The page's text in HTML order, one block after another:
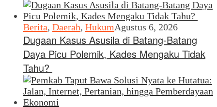
Berita, Daerah, HukumAgustus 6, 2026
Dugaan Kasus Asusila di Batang-Batang
Daya Picu Polemik, Kades Mengaku Tidak
Tahu?